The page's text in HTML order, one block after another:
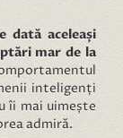
dată aceleași
mar de la
inteligenți
îi mai uimește
admiră.